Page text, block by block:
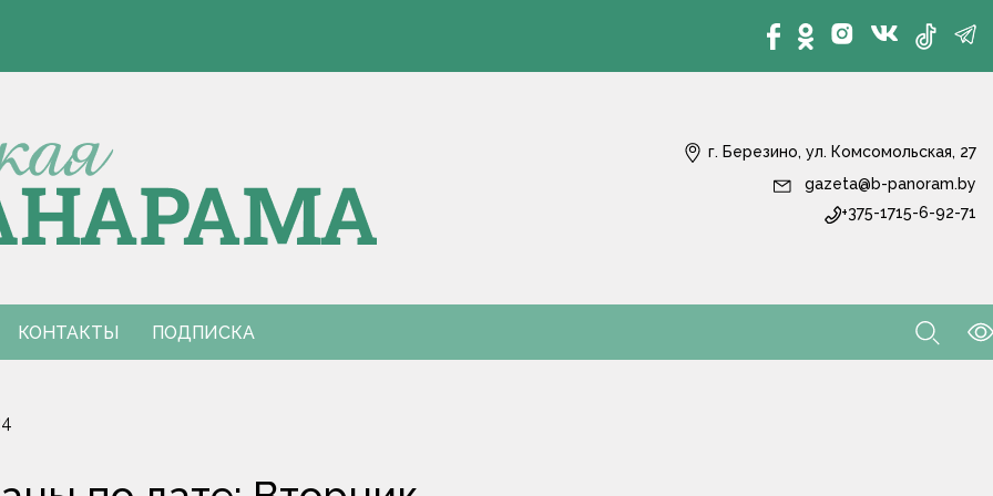
по пятиборью
с КАМАЗом
по пятиборью
с КАМАЗом
г. Березино, ул. Комсомольская, 27
gazeta@b-panoram.by
+375-1715-6-92-71
КОНТАКТЫ ПОДПИСКА